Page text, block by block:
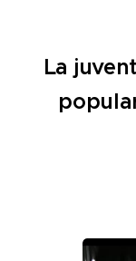
La